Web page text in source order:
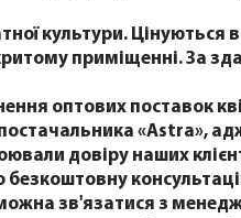
культури.
приміщенні. За
оптових поставок
«Astra»,
довіру наших
зв'язатися з